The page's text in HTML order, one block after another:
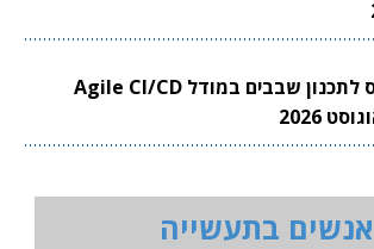
וובינר סינופסיס לתכנון שבבים במודל Agile CI/CD
אנשים בתעשייה